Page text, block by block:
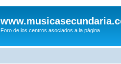
Foro de los centros asociados a la página.